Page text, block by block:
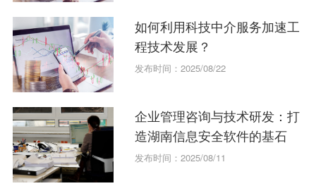
如何利用科技中介服务加速工
程技术发展？
发布时间：2025/08/22
企业管理咨询与技术研发：打
造湖南信息安全软件的基石
发布时间：2025/08/11